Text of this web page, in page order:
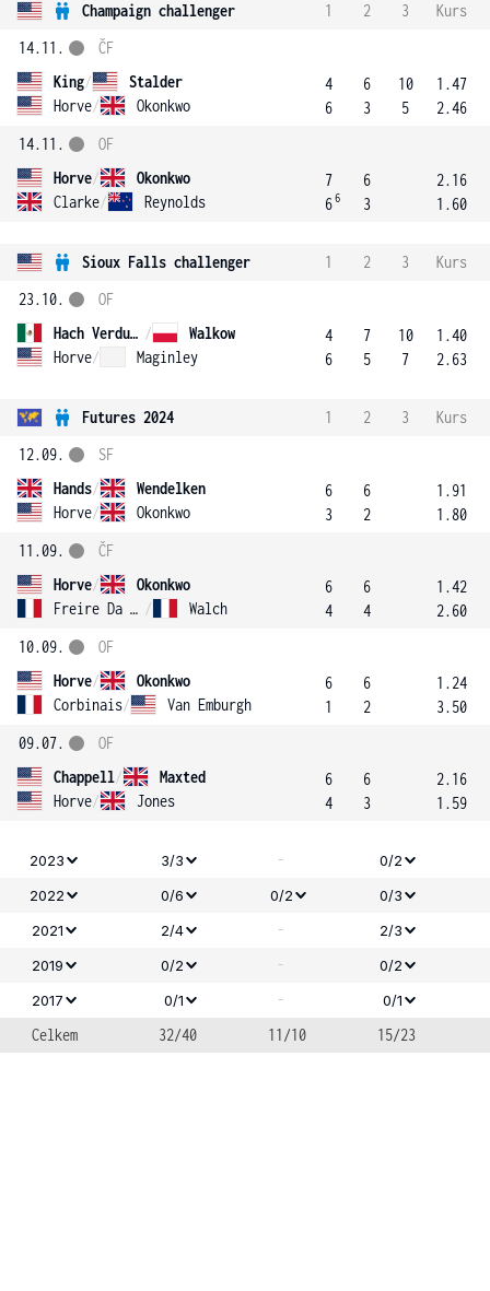
Champaign challenger 1 2 3
Kurs
14.11.
King/
Stalder
Horve/ Okonkwo
ČF
4
6
6
3
10
5
1.47
2.46
14.11.
Horve/
Okonkwo
Clarke/ Reynolds
OF
7
66
6
3
2.16
1.60
Sioux Falls challenger 1 2 3
Kurs
23.10.
Hach Verdugo /
Walkow
Horve/ Maginley
OF
4
6
7
5
10
7
1.40
2.63
Futures 2024 1 2 3
Kurs
12.09.
Hands/
Wendelken
Horve/ Okonkwo
SF
6
3
6
2
1.91
1.80
11.09.
Horve/
Okonkwo
Freire Da Silva / Walch
ČF
6
4
6
4
1.42
2.60
10.09.
Horve/
Okonkwo
Corbinais/ Van Emburgh
OF
6
1
6
2
1.24
3.50
09.07.
Chappell/
Maxted
Horve/ Jones
OF
6
4
6
3
2.16
1.59
2023 3/3 -
0/2
2022
0/6 0/2
0/3
2021
2/4 -
2/3
2019
0/2 -
0/2
2017
0/1 - 0/1
Celkem 32/40 11/10 15/23